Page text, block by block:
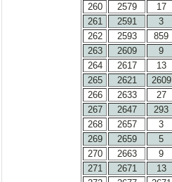
260
2579 17
261
2591 3
262
2593 859
263
2609 9
264
2617 13
265
2621 2609
266
2633 27
267
2647 293
268
2657 3
269
2659 5
270
2663 9
271
2671 13